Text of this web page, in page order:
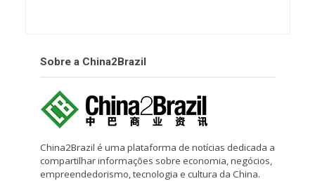
Sobre a China2Brazil
China2Brazil é uma plataforma de notícias dedicada a
compartilhar informações sobre economia, negócios,
empreendedorismo, tecnologia e cultura da China.